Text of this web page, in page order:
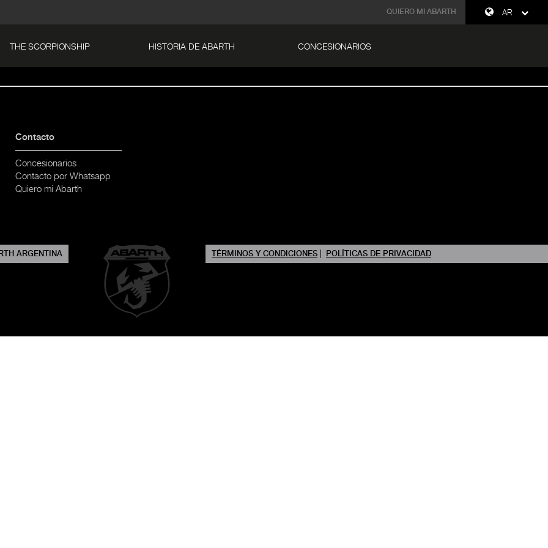
AR
QUIERO MI ABARTH
THE SCORPIONSHIP HISTORIA DE ABARTH CONCESIONARIOS
Contacto
Concesionarios
Contacto por Whatsapp
Quiero mi Abarth
ARGENTINA TÉRMINOS Y CONDICIONES POLÍTICAS DE PRIVACIDAD